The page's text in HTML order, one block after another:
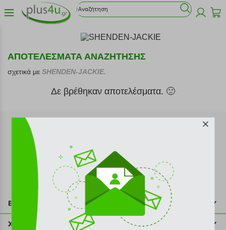
ΑΠΟΤΕΛΕΣΜΑΤΑ ΑΝΑΖΗΤΗΣΗΣ
σχετικά με SHENDEN-JACKIE.
Δε βρέθηκαν αποτελέσματα. 🙁
Εγγραφή στο newsletter
Επικοινωνία
211 2000 700
Χρήσιμες πληροφορίες